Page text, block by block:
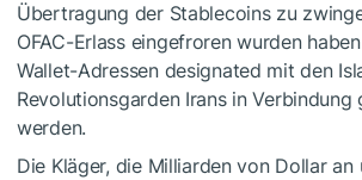
Übertragung der Stablecoins zu
OFAC-Erlass eingefroren wurden
Wallet-Adressen designated mit den
Revolutionsgarden Irans in Verbindung
werden.
Die Kläger, die Milliarden von Dollar an